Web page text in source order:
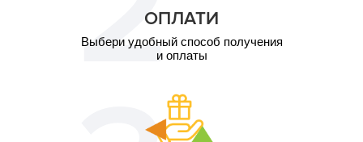
ОПЛАТИ
Выбери удобный способ получения
и оплаты